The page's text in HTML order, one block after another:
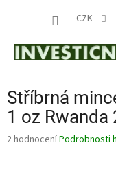
CZK
Stříbrná
1 oz Rwanda
Průměrné
2 hodnoceníPodrobnosti